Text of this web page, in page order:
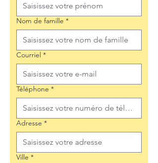
Nom de famille *
Courriel *
Téléphone *
Adresse *
Ville *